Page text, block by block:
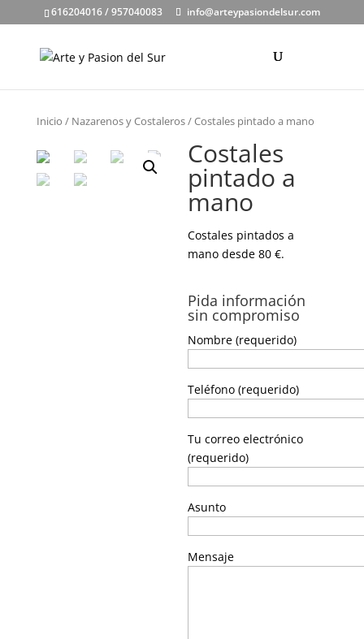
616204016 / 957040083 info@arteypasiondelsur.com
Inicio / Nazarenos y Costaleros/ Costales pintado a mano
Costales
pintado a
mano
Costales pintados a
mano desde 80 €.
Pida información
sin compromiso
Nombre (requerido)
Teléfono (requerido)
Tu correo electrónico
(requerido)
Asunto
Mensaje